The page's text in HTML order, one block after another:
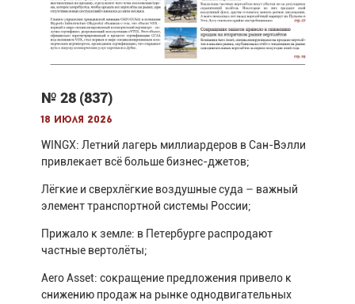
№ 28 (837)
18 июля 2026
WINGX: Летний лагерь миллиардеров в Сан-Вэлли
привлекает всё больше бизнес-джетов;
Лёгкие и сверхлёгкие воздушные суда – важный
элемент транспортной системы России;
Прижало к земле: в Петербурге распродают
частные вертолёты;
Aero Asset: сокращение предложения привело к
снижению продаж на рынке однодвигательных